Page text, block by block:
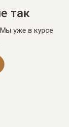
так
уже в курсе